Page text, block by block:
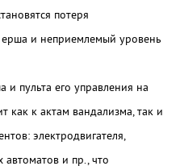
потеря
ерша и неприемлемый уровень
пульта его управления на
как к актам вандализма, так и
электродвигателя,
автоматов и пр., что